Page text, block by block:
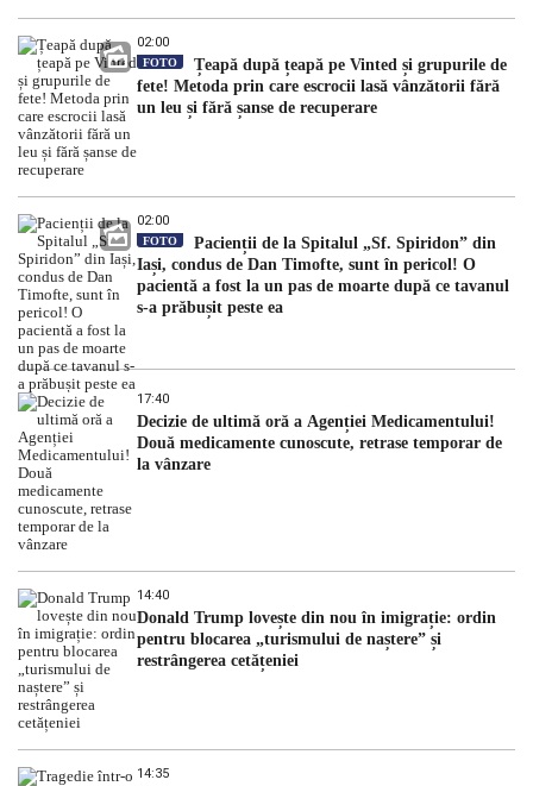
02:00
FOTO
Țeapă după țeapă pe Vinted și grupurile de
fete! Metoda prin care escrocii lasă vânzătorii fără
un leu și fără șanse de recuperare
02:00
FOTO
Pacienții de la Spitalul „Sf. Spiridon” din
Iași, condus de Dan Timofte, sunt în pericol! O
pacientă a fost la un pas de moarte după ce tavanul
s-a prăbușit peste ea
17:40
Decizie de ultimă oră a Agenției Medicamentului!
Două medicamente cunoscute, retrase temporar de
la vânzare
14:40
Donald Trump lovește din nou în imigrație: ordin
pentru blocarea „turismului de naștere” și
restrângerea cetățeniei
14:35